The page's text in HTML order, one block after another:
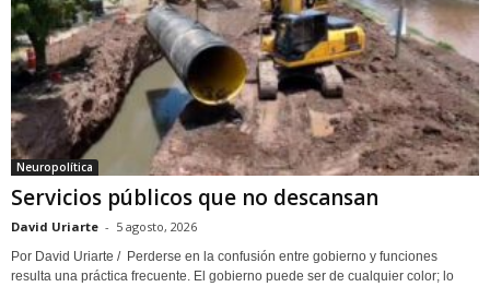
Neuropolítica
Servicios públicos que no descansan
David Uriarte - 5 agosto, 2026
Por David Uriarte / Perderse en la confusión entre gobierno y funciones
resulta una práctica frecuente. El gobierno puede ser de cualquier color; lo